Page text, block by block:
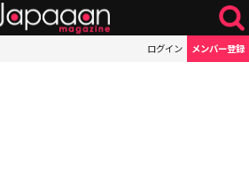
ログイン メンバー登録